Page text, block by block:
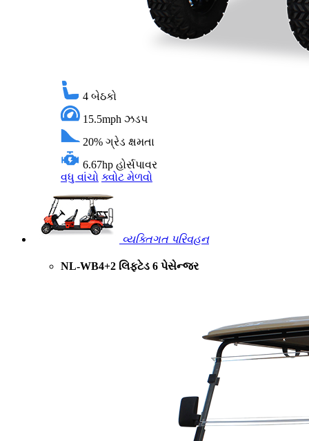
4 બેઠકો
15.5mph ઝડપ
20% ગ્રેડ ક્ષમતા
6.67hp હોર્સપાવર
વધુ વાંચો ક્વોટ મેળવો
વ્યક્તિગત પરિવહન
NL-WB4+2 લિફ્ટેડ 6 પેસેન્જર